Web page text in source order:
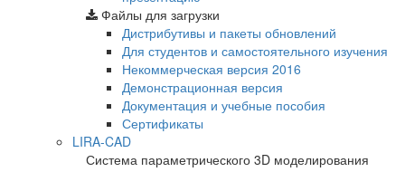
Файлы для загрузки
Дистрибутивы и пакеты обновлений
Для студентов и самостоятельного изучения
Некоммерческая версия 2016
Демонстрационная версия
Документация и учебные пособия
Сертификаты
LIRA-CAD
Система параметрического 3D моделирования